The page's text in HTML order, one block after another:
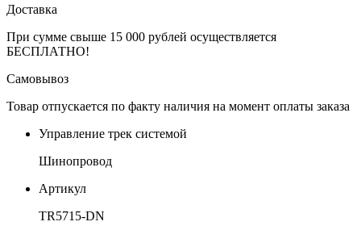
Доставка
При сумме свыше 15 000 рублей осуществляется
БЕСПЛАТНО!
Самовывоз
Товар отпускается по факту наличия на момент оплаты заказа
Управление трек системой
Шинопровод
Артикул
TR5715-DN